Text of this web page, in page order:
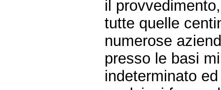
il
tutte quelle
numerose
presso le basi
indeterminato